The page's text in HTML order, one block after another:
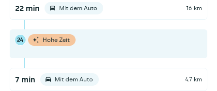
22 min Mit dem Auto 16 km
24 Hohe Zeit
7 min Mit dem Auto 4.7 km